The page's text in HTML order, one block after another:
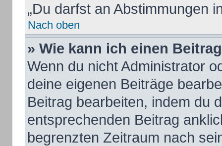
„Du darfst an Abstimmungen
Nach oben
» Wie kann ich einen
Wenn du nicht Administrator
deine eigenen Beiträge
Beitrag bearbeiten, indem du
entsprechenden Beitrag
begrenzten Zeitraum nach